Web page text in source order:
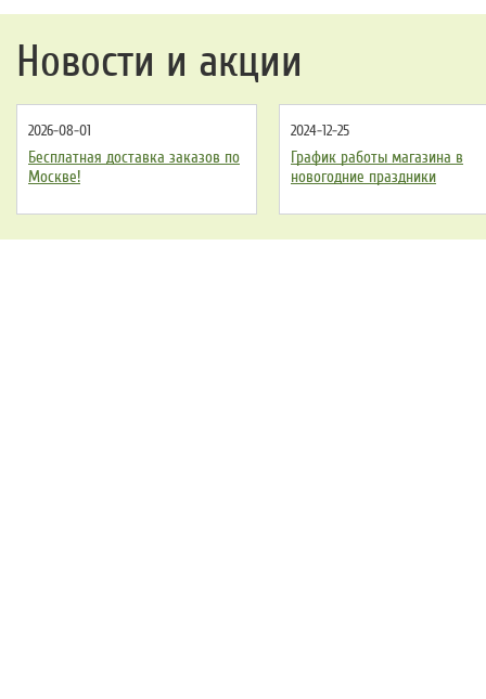
Новости и акции
2026-08-01
Бесплатная доставка заказов по
Москве!
2024-12-25
График работы магазина в
новогодние праздники